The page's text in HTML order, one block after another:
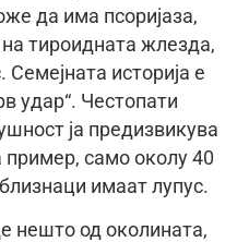
да има псоријаза,
тироидната жлезда,
историја е
удар“. Честопати
ја предизвикува
пример, само околу 40
имаат лупус.
нешто од околината,